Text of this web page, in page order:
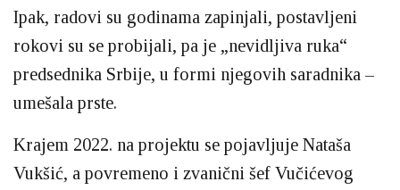
Ipak, radovi su godinama zapinjali, postavljeni
rokovi su se probijali, pa je „nevidljiva ruka“
predsednika Srbije, u formi njegovih saradnika –
umešala prste.
Krajem 2022. na projektu se pojavljuje Nataša
Vukšić, a povremeno i zvanični šef Vučićevog